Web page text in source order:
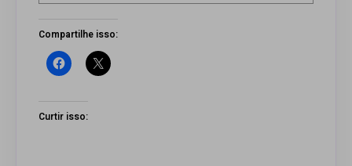
Compartilhe isso:
Curtir isso: